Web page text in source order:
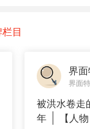
目
界
界面
被洪水卷走
年
【人